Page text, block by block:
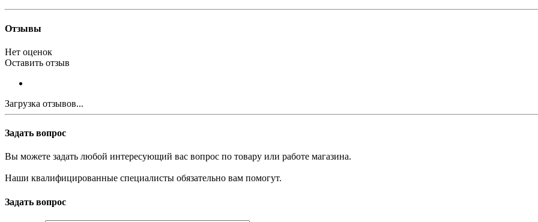
Отзывы
Нет оценок
Оставить отзыв
Загрузка отзывов...
Задать вопрос
Вы можете задать любой интересующий вас вопрос по товару или работе магазина.
Наши квалифицированные специалисты обязательно вам помогут.
Задать вопрос